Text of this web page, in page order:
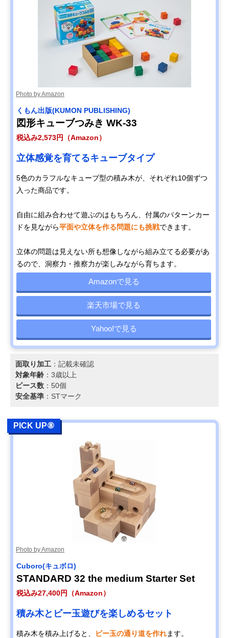
Photo by Amazon
くもん出版(KUMON PUBLISHING)
図形キューブつみき WK-33
税込み2,573円（Amazon）
立体感覚を育てるキューブタイプ
5色のカラフルなキューブ型の積み木が、それぞれ10個ずつ
入った商品です。
自由に組み合わせて遊ぶのはもちろん、付属のパターンカー
ドを見ながら平面や立体を作る問題にも挑戦できます。
立体の問題は見えない所も想像しながら組み立てる必要があ
るので、洞察力・推察力が楽しみながら育ちます。
Amazonで見る
楽天市場で見る
Yahoo!で見る
面取り加工 ：記載未確認
対象年齢 ：3歳以上
ピース数 ：50個
安全基準 ：STマーク
PICK UP⑧
Photo by Amazon
Cuboro(キュボロ)
STANDARD 32 the medium Starter Set
税込み27,400円（Amazon）
積み木とビー玉遊びを楽しめるセット
積み木を積み上げると、 ビー玉の通り道を作れます。